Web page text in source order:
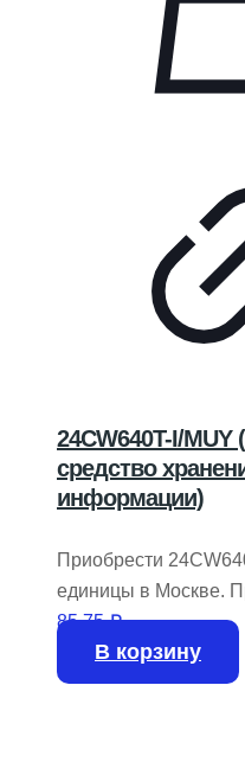
24CW640T-I/MUY
средство
информации)
Приобрести
единицы в Москве.
MICROCHIP
На складе доступно
85,75₽
В корзину